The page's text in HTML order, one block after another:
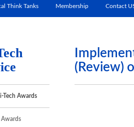
Think Tanks Membership Contact
Tech Awards
Awards
(Review)